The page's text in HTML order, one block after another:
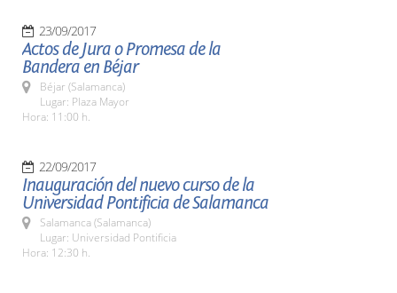
23/09/2017
Actos de Jura o Promesa de la
Bandera en Béjar
Béjar (Salamanca)
Lugar: Plaza Mayor
Hora: 11:00 h.
22/09/2017
Inauguración del nuevo curso de la
Universidad Pontificia de Salamanca
Salamanca (Salamanca)
Lugar: Universidad Pontificia
Hora: 12:30 h.